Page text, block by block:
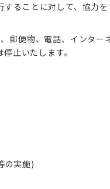
ることに対して、協力
郵便物、電話、インター
止いたします。
の実施)